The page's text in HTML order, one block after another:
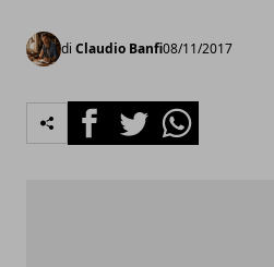
di Claudio Banfi08/11/2017
FacebookTwitterWhatsapp